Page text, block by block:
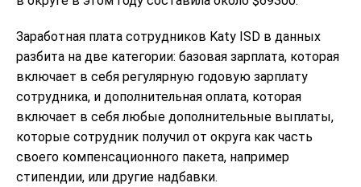
Заработная плата сотрудников Katy ISD в данных
разбита на две категории: базовая зарплата, которая
включает в себя регулярную годовую зарплату
сотрудника, и дополнительная оплата, которая
включает в себя любые дополнительные выплаты,
которые сотрудник получил от округа как часть
своего компенсационного пакета, например
стипендии, или другие надбавки.